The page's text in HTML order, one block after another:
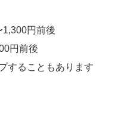
1,300円前後
円前後
することもあります